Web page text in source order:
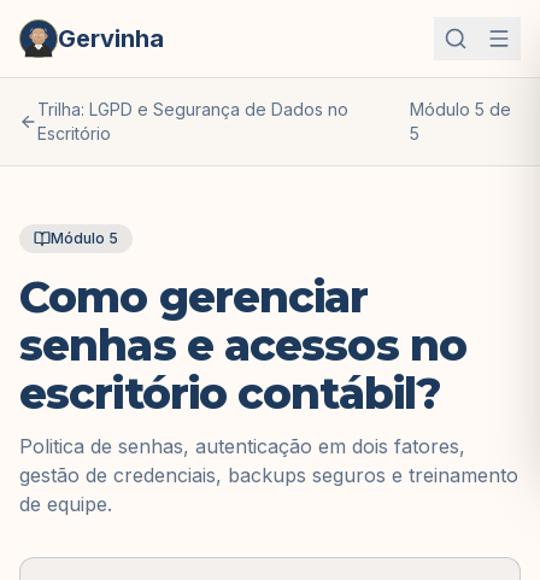
Gervinha
Trilha:LGPD e Segurança de Dados no
Escritório
Módulo5 de
5
Módulo 5
Como gerenciar
senhas e acessos no
escritório contábil?
Politica de senhas, autenticação em dois fatores,
gestão de credenciais, backups seguros e treinamento
de equipe.